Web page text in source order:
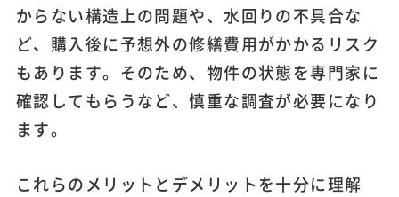
からない構造上の問題や、水回りの不具合な
ど、購入後に予想外の修繕費用がかかるリスク
もあります。そのため、物件の状態を専門家に
確認してもらうなど、慎重な調査が必要になり
ます。
これらのメリットとデメリットを十分に理解